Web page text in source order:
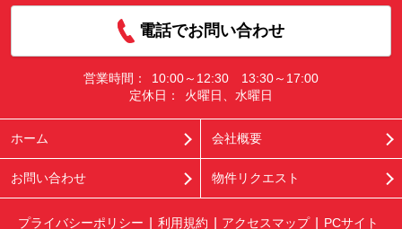
電話でお問い合わせ
営業時間：
10:00～12:30 13:30～17:00
定休日：
火曜日、水曜日
ホーム 会社概要
お問い合わせ 物件リクエスト
プライバシーポリシー 利用規約 アクセスマップ PCサイト